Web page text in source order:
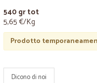
540 gr tot
5,65 €/Kg
Prodotto
Dicono di noi